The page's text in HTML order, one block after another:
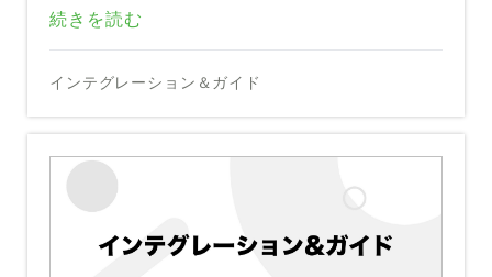
できます。この柔軟性により、従業員は強力な
セキュリティー体制を維持しながらリモートで
作業できるようになります。 コンプライアン
ュリティーの導入は、アクセス制御の実施、デ
ータの使用状況の監視、サイバーセキュリティ
ーへのプロアクティブなアプローチの実証によ
って、組織がこれらの要件を満たすのに役立ち
ます。 顧客の信頼の構築** :今日のデータドリ
ブンの世界では、顧客は個人情報のセキュリテ
１つまたは複数のインフラ・コンポーネント上
でリソースを消費するトッププロセス TCPダ
ンプ、スレッド／メモリ／コアダンプ
データベース
最も多くのリソースを消費するクエリー 現在
のクエリーの状態 アプリ固有のクエリーの実
行
アプリ固有
Java – jstackなどのツールでスレッド／ヒー
プダンプを実行する Windows – Proc Dump
明しました。最も一般的で具体的な例として
は、コンテナで動作しているアプリが、目先の
問題を解決するために、コンテナを以前のバー
うことが挙げられます。１ミリ秒単位のパフォ
ーマンスと１秒単位のアップタイムがカスタマ
ーエクスペリエンスに結果的な影響を与える企
業では、こうした短期間での修正をする必要が
あります。ただし、エンジニアがこれらのイン
しかし、多くの運用チームは誰にもその権限を
が限られているため、* 実稼働中のポッド*
（重大なインシデントが発生する場所）に実行
果、インシデント中に診断データを取得するた
めに、Kubernetesへのアクセス権と専門知識
ます。このプロセスでMTTRが増え、関与する
これらの理由から、ユーザーが実行中のポッド
お勧めします。この自動化アーキテクチャーで
は、問題が発生すると、自動化されたランブッ
クが呼び出され、そのランブックがデバッグデ
ータを取得して、それを永続的なストレージの
場所（S3、Blob Storage、SFTPサーバーな
このユースケース用に、事前に構築されたテン
プレート化されたランブックを提供します。ア
すると、これは自動的に（またはボタンのクリ
インシデントの発生中と発生後に、デバッグデ
ータへのリンクがエンジニアに提供されます
続きを読む
インテグレーション＆ガイド